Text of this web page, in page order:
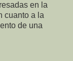
en la
cuanto a la
de una